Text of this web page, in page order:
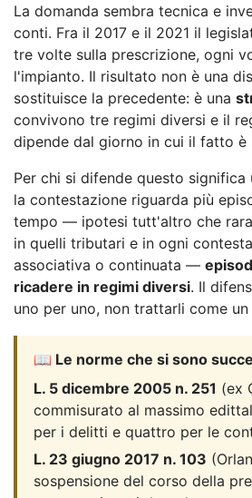
La domanda sembra tecnica e
conti. Fra il 2017 e il 2021 il
tre volte sulla prescrizione, ogni
l'impianto. Il risultato non è una
sostituisce la precedente: è una
convivono tre regimi diversi e il
dipende dal giorno in cui il fatto è
Per chi si difende questo significa
la contestazione riguarda più
tempo — ipotesi tutt'altro che
in quelli tributari e in ogni
associativa o continuata —
ricadere in regimi diversi. Il
uno per uno, non trattarli come
📖 Le norme che si sono
L. 5 dicembre 2005 n. 251 (ex
commisurato al massimo
per i delitti e quattro per le
L. 23 giugno 2017 n. 103
sospensione del corso della